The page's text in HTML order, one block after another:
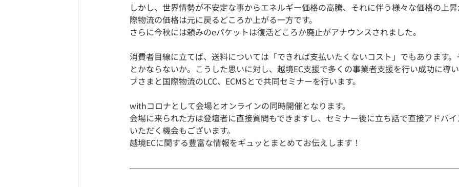
しかし、世界情勢が不安定な事からエネルギー価格の高騰、それに伴う様々な価格の上
際物流の価格は元に戻るどころか上がる一方です。
さらに今秋には頼みのeパケットは復活どころか廃止がアナウンスされました。
消費者目線に立てば、送料については「できれば支払いたくないコスト」でもあります
とかならないか。こうした思いに対し、越境EC支援で多くの事業者支援を行い成功に導
ブさまと国際物流のLCC、ECMSとで共同セミナーを行います。
withコロナとして会場とオンラインの同時開催となります。
会場に来られた方は登壇者に直接質問もできますし、セミナー後に立ち話で直接アドバ
いただく機会もございます。
越境ECに関する豊富な情報をギュッとまとめてお伝えします！